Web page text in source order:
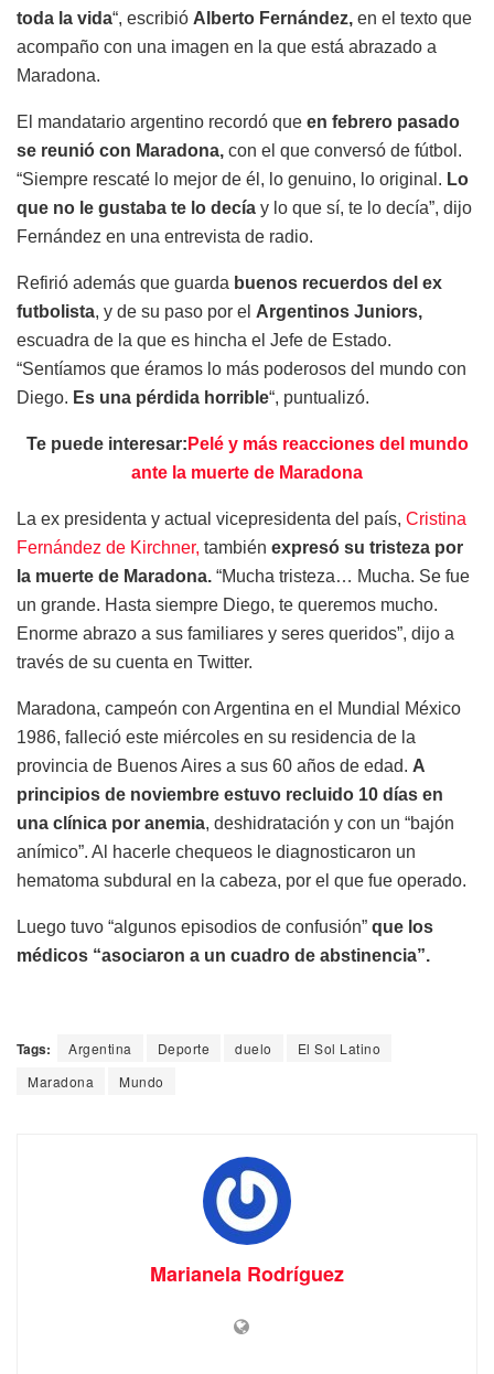
toda la vida“, escribió Alberto Fernández, en el texto que
acompaño con una imagen en la que está abrazado a
Maradona.
El mandatario argentino recordó que en febrero pasado
se reunió con Maradona, con el que conversó de fútbol.
“Siempre rescaté lo mejor de él, lo genuino, lo original. Lo
que no le gustaba te lo decía y lo que sí, te lo decía”, dijo
Fernández en una entrevista de radio.
Refirió además que guarda buenos recuerdos del ex
futbolista, y de su paso por el Argentinos Juniors,
escuadra de la que es hincha el Jefe de Estado.
“Sentíamos que éramos lo más poderosos del mundo con
Diego. Es una pérdida horrible“, puntualizó.
Te puede interesar: Pelé y más reacciones del mundo
ante la muerte de Maradona
La ex presidenta y actual vicepresidenta del país, Cristina
Fernández de Kirchner, también expresó su tristeza por
la muerte de Maradona. “Mucha tristeza… Mucha. Se fue
un grande. Hasta siempre Diego, te queremos mucho.
Enorme abrazo a sus familiares y seres queridos”, dijo a
través de su cuenta en Twitter.
Maradona, campeón con Argentina en el Mundial México
1986, falleció este miércoles en su residencia de la
provincia de Buenos Aires a sus 60 años de edad. A
principios de noviembre estuvo recluido 10 días en
una clínica por anemia, deshidratación y con un “bajón
anímico”. Al hacerle chequeos le diagnosticaron un
hematoma subdural en la cabeza, por el que fue operado.
Luego tuvo “algunos episodios de confusión” que los
médicos “asociaron a un cuadro de abstinencia”.
Tags: Argentina Deporte duelo
El Sol Latino
Maradona
Mundo
Marianela Rodríguez